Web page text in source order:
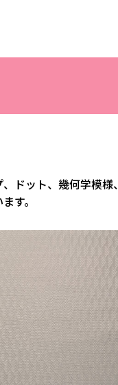
ドット、幾何学模様、
す。